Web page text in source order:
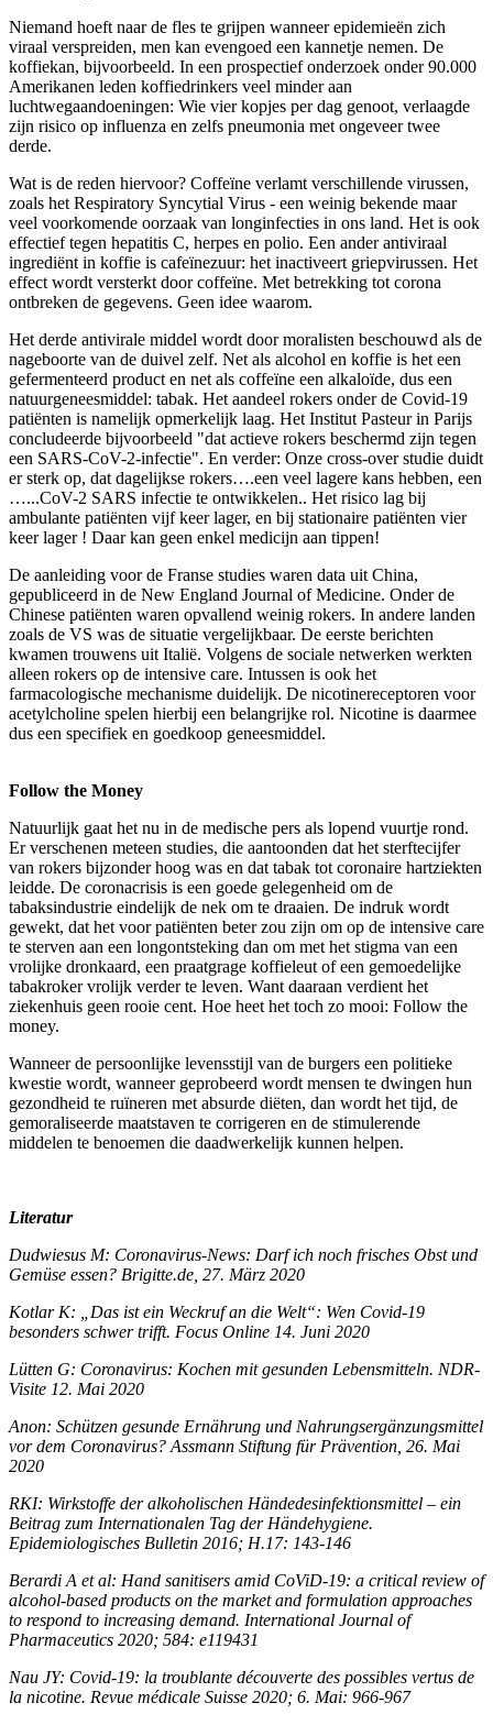
Niemand hoeft naar de fles te grijpen wanneer epidemieën zich
viraal verspreiden, men kan evengoed een kannetje nemen. De
koffiekan, bijvoorbeeld. In een prospectief onderzoek onder 90.000
Amerikanen leden koffiedrinkers veel minder aan
luchtwegaandoeningen: Wie vier kopjes per dag genoot, verlaagde
zijn risico op influenza en zelfs pneumonia met ongeveer twee
derde.
Wat is de reden hiervoor? Coffeïne verlamt verschillende virussen,
zoals het Respiratory Syncytial Virus - een weinig bekende maar
veel voorkomende oorzaak van longinfecties in ons land. Het is ook
effectief tegen hepatitis C, herpes en polio. Een ander antiviraal
ingrediënt in koffie is cafeïnezuur: het inactiveert griepvirussen. Het
effect wordt versterkt door coffeïne. Met betrekking tot corona
ontbreken de gegevens. Geen idee waarom.
Het derde antivirale middel wordt door moralisten beschouwd als de
nageboorte van de duivel zelf. Net als alcohol en koffie is het een
gefermenteerd product en net als coffeïne een alkaloïde, dus een
natuurgeneesmiddel: tabak. Het aandeel rokers onder de Covid-19
patiënten is namelijk opmerkelijk laag. Het Institut Pasteur in Parijs
concludeerde bijvoorbeeld "dat actieve rokers beschermd zijn tegen
een SARS-CoV-2-infectie". En verder: Onze cross-over studie duidt
er sterk op, dat dagelijkse rokers….een veel lagere kans hebben, een
…...CoV-2 SARS infectie te ontwikkelen.. Het risico lag bij
ambulante patiënten vijf keer lager, en bij stationaire patiënten vier
keer lager ! Daar kan geen enkel medicijn aan tippen!
De aanleiding voor de Franse studies waren data uit China,
gepubliceerd in de New England Journal of Medicine. Onder de
Chinese patiënten waren opvallend weinig rokers. In andere landen
zoals de VS was de situatie vergelijkbaar. De eerste berichten
kwamen trouwens uit Italië. Volgens de sociale netwerken werkten
alleen rokers op de intensive care. Intussen is ook het
farmacologische mechanisme duidelijk. De nicotinereceptoren voor
acetylcholine spelen hierbij een belangrijke rol. Nicotine is daarmee
dus een specifiek en goedkoop geneesmiddel.
Follow the Money
Natuurlijk gaat het nu in de medische pers als lopend vuurtje rond.
Er verschenen meteen studies, die aantoonden dat het sterftecijfer
van rokers bijzonder hoog was en dat tabak tot coronaire hartziekten
leidde. De coronacrisis is een goede gelegenheid om de
tabaksindustrie eindelijk de nek om te draaien. De indruk wordt
gewekt, dat het voor patiënten beter zou zijn om op de intensive care
te sterven aan een longontsteking dan om met het stigma van een
vrolijke dronkaard, een praatgrage koffieleut of een gemoedelijke
tabakroker vrolijk verder te leven. Want daaraan verdient het
ziekenhuis geen rooie cent. Hoe heet het toch zo mooi: Follow the
money.
Wanneer de persoonlijke levensstijl van de burgers een politieke
kwestie wordt, wanneer geprobeerd wordt mensen te dwingen hun
gezondheid te ruïneren met absurde diëten, dan wordt het tijd, de
gemoraliseerde maatstaven te corrigeren en de stimulerende
middelen te benoemen die daadwerkelijk kunnen helpen.
Literatur
Dudwiesus M: Coronavirus-News: Darf ich noch frisches Obst und
Gemüse essen? Brigitte.de, 27. März 2020
Kotlar K: „Das ist ein Weckruf an die Welt“: Wen Covid-19
besonders schwer trifft. Focus Online 14. Juni 2020
Lütten G: Coronavirus: Kochen mit gesunden Lebensmitteln. NDR-
Visite 12. Mai 2020
Anon: Schützen gesunde Ernährung und Nahrungsergänzungsmittel
vor dem Coronavirus? Assmann Stiftung für Prävention, 26. Mai
2020
RKI: Wirkstoffe der alkoholischen Händedesinfektionsmittel – ein
Beitrag zum Internationalen Tag der Händehygiene.
Epidemiologisches Bulletin 2016; H.17: 143-146
Berardi A et al: Hand sanitisers amid CoViD-19: a critical review of
alcohol-based products on the market and formulation approaches
to respond to increasing demand. International Journal of
Pharmaceutics 2020; 584: e119431
Nau JY: Covid-19: la troublante découverte des possibles vertus de
la nicotine. Revue médicale Suisse 2020; 6. Mai: 966-967